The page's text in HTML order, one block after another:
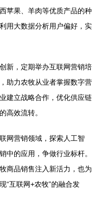
苹果、羊肉等优质产品的种
用大数据分析用户偏好，实
新，定期举办互联网营销培
助力农牧从业者掌握数字营
建立战略合作，优化供应链
高效流转。
网营销领域，探索人工智
中的应用，争做行业标杆。
商品销售注入新活力，也为
“互联网+农牧”的融合发